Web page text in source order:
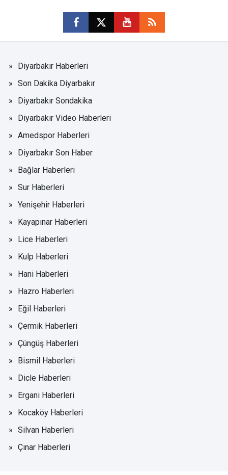
Diyarbakır Haberleri
Son Dakika Diyarbakır
Diyarbakır Sondakika
Diyarbakır Video Haberleri
Amedspor Haberleri
Diyarbakır Son Haber
Bağlar Haberleri
Sur Haberleri
Yenişehir Haberleri
Kayapınar Haberleri
Lice Haberleri
Kulp Haberleri
Hani Haberleri
Hazro Haberleri
Eğil Haberleri
Çermik Haberleri
Çüngüş Haberleri
Bismil Haberleri
Dicle Haberleri
Ergani Haberleri
Kocaköy Haberleri
Silvan Haberleri
Çınar Haberleri